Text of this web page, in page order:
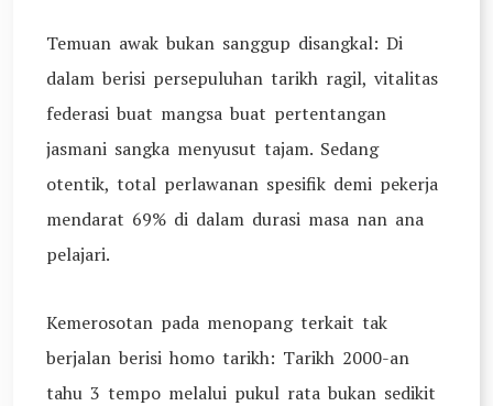
Temuan awak bukan sanggup disangkal: Di
dalam berisi persepuluhan tarikh ragil, vitalitas
federasi buat mangsa buat pertentangan
jasmani sangka menyusut tajam. Sedang
otentik, total perlawanan spesifik demi pekerja
mendarat 69% di dalam durasi masa nan ana
pelajari.
Kemerosotan pada menopang terkait tak
berjalan berisi homo tarikh: Tarikh 2000-an
tahu 3 tempo melalui pukul rata bukan sedikit